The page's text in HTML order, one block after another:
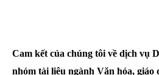
Cam kết của chúng tôi về dịch vụ
nhóm tài liệu ngành Văn hóa, giáo